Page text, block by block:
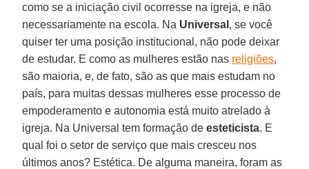
como se a iniciação civil ocorresse na igreja, e não
necessariamente na escola. Na Universal , se você
quiser ter uma posição institucional, não pode deixar
de estudar. E como as mulheres estão nas religiões,
são maioria, e, de fato, são as que mais estudam no
país, para muitas dessas mulheres esse processo de
empoderamento e autonomia está muito atrelado à
igreja. Na Universal tem formação deesteticista. E
qual foi o setor de serviço que mais cresceu nos
últimos anos? Estética. De alguma maneira, foram as